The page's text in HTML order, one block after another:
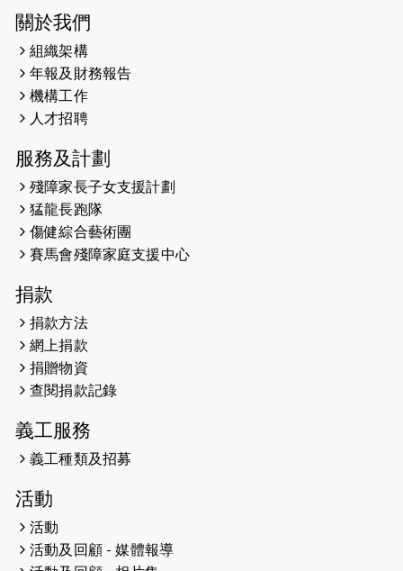
2026-05-28
2026-05-22
2026-05-21
2026-05-14
（19:00開始）
2026-05-07
開始）
2026-04-30
2026-04-25
2026-04-24
2026-04-23
2026-04-19
2026-04-16
猛龍長跑隊恆常練習 - 4月16日
關於我們
組織架構
年報及財務報告
機構工作
人才招聘
服務及計劃
殘障家長子女支援計劃
猛龍長跑隊
傷健綜合藝術團
賽馬會殘障家庭支援中心
捐款
捐款方法
網上捐款
捐贈物資
查閱捐款記錄
義工服務
義工種類及招募
活動
活動
活動及回顧 - 媒體報導